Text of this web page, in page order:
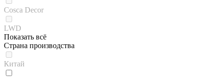
Cosca Decor
LWD
Показать всё
Страна производства
Китай